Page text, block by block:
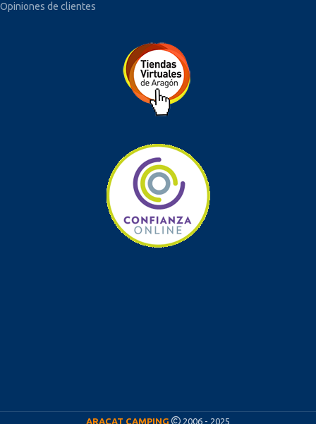
Opiniones de clientes
ARACAT CAMPING 2006 - 2025